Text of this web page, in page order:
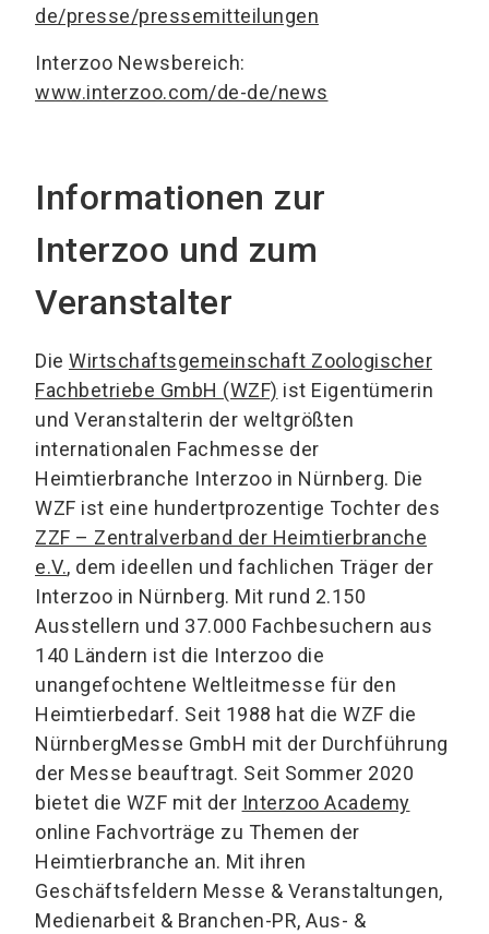
de/presse/pressemitteilungen
Interzoo Newsbereich:
www.interzoo.com/de-de/news
Informationen zur
Interzoo und zum
Veranstalter
Die Wirtschaftsgemeinschaft Zoologischer
Fachbetriebe GmbH (WZF) ist Eigentümerin
und Veranstalterin der weltgrößten
internationalen Fachmesse der
Heimtierbranche Interzoo in Nürnberg. Die
WZF ist eine hundertprozentige Tochter des
ZZF – Zentralverband der Heimtierbranche
e.V., dem ideellen und fachlichen Träger der
Interzoo in Nürnberg. Mit rund 2.150
Ausstellern und 37.000 Fachbesuchern aus
140 Ländern ist die Interzoo die
unangefochtene Weltleitmesse für den
Heimtierbedarf. Seit 1988 hat die WZF die
NürnbergMesse GmbH mit der Durchführung
der Messe beauftragt. Seit Sommer 2020
bietet die WZF mit der Interzoo Academy
online Fachvorträge zu Themen der
Heimtierbranche an. Mit ihren
Geschäftsfeldern Messe & Veranstaltungen,
Medienarbeit & Branchen-PR, Aus- &